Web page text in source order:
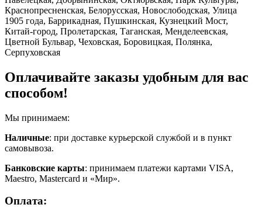
Краснопресненская, Белорусская, Новослободская, Улица
1905 года, Баррикадная, Пушкинская, Кузнецкий Мост,
Китай-город, Пролетарская, Таганская, Менделеевская,
Цветной Бульвар, Чеховская, Боровицкая, Полянка,
Серпуховская
Оплачивайте заказы удобным для вас
способом!
Мы принимаем:
Наличные: при доставке курьерской службой и в пункт
самовывоза.
Банковские карты: принимаем платежи картами VISA,
Maestro, Masterсard и «Мир».
Оплата: